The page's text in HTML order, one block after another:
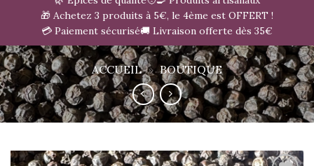
🎁 Achetez 3 produits à 5€, le 4ème est OFFERT !
💳 Paiement sécurisé🚚 Livraison offerte dès 35€
ACCUEIL » BOUTIQUE